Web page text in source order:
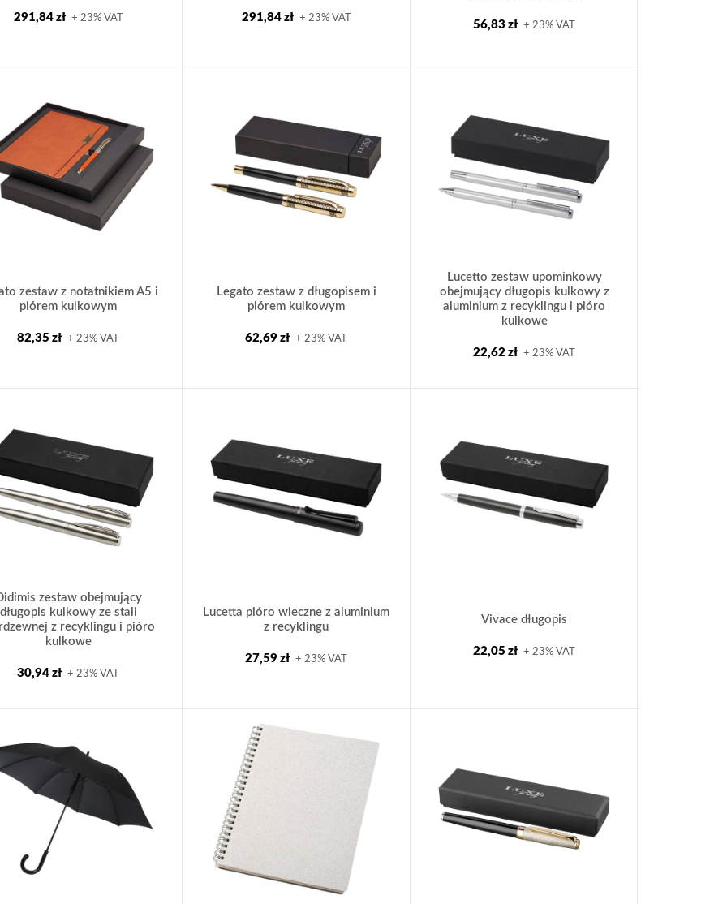
291,84 zł + 23% VAT 291,84 zł + 23% VAT
56,83 zł + 23% VAT
zestaw z notatnikiem A5 i
piórem kulkowym
82,35 zł + 23% VAT
Legato zestaw z długopisem i
piórem kulkowym
62,69 zł + 23% VAT
Lucetto zestaw upominkowy
obejmujący długopis kulkowy z
aluminium z recyklingu i pióro
kulkowe
22,62 zł + 23% VAT
zestaw obejmujący
długopis kulkowy ze stali
z recyklingu i pióro
kulkowe
30,94 zł + 23% VAT
Lucetta pióro wieczne z aluminium
z recyklingu
27,59 zł + 23% VAT
Vivace długopis
22,05 zł + 23% VAT